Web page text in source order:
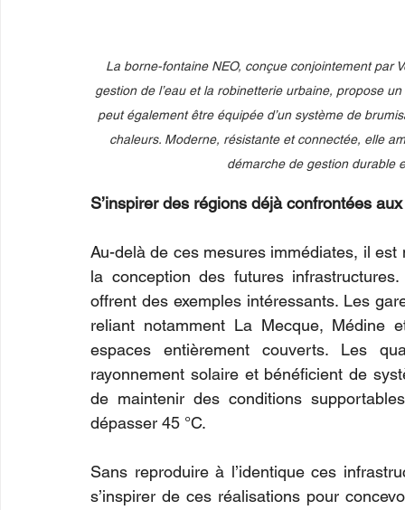
La borne-fontaine NEO, conçue conjointement par
gestion de l’eau et la robinetterie urbaine, propose
peut également être équipée d’un système de
chaleurs. Moderne, résistante et connectée, elle
démarche de gestion durable
S’inspirer des régions déjà confrontées
Au-delà de ces mesures immédiates, il est
la conception des futures
offrent des exemples intéressants. Les
reliant notamment La Mecque, Médine
espaces entièrement couverts. Les
rayonnement solaire et bénéficient de
de maintenir des conditions
dépasser 45 °C.
Sans reproduire à l’identique ces
s’inspirer de ces réalisations pour